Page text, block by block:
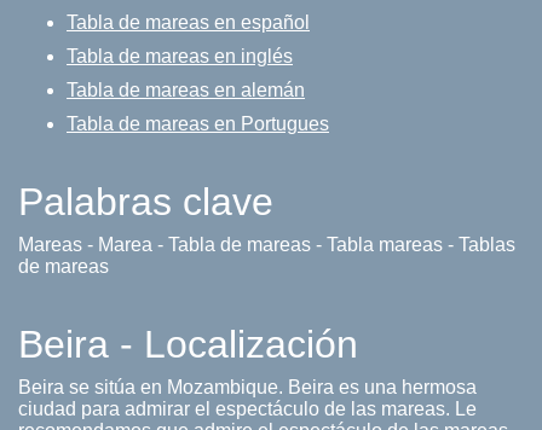
Tabla de mareas en español
Tabla de mareas en inglés
Tabla de mareas en alemán
Tabla de mareas en Portugues
Palabras clave
Mareas - Marea - Tabla de mareas - Tabla mareas - Tablas
de mareas
Beira - Localización
Beira se sitúa en Mozambique. Beira es una hermosa
ciudad para admirar el espectáculo de las mareas. Le